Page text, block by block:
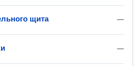
—
щита
—